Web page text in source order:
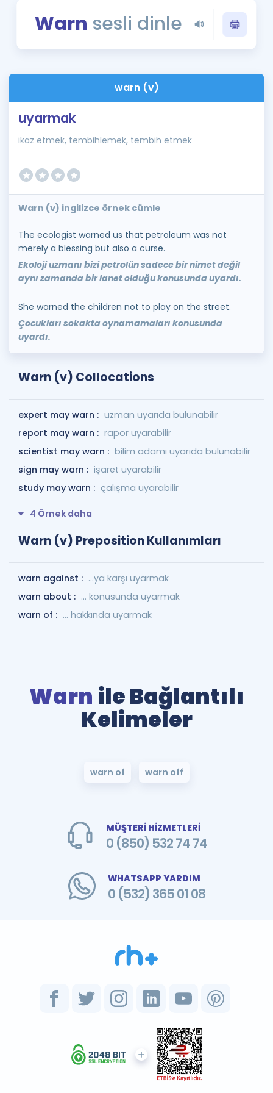
Blog
İngilizce Gramer
Warn sesli dinle
warn (v)
uyarmak
ikaz etmek, tembihlemek, tembih etmek
Warn (v) ingilizce örnek cümle
The ecologist warned us that petroleum was not
merely a blessing but also a curse.
Ekoloji uzmanı bizi petrolün sadece bir nimet değil
aynı zamanda bir lanet olduğu konusunda uyardı.
She warned the children not to play on the street.
Çocukları sokakta oynamamaları konusunda
uyardı.
Warn (v) Collocations
expert may warn : uzman uyarıda bulunabilir
report may warn : rapor uyarabilir
scientist may warn : bilim adamı uyarıda bulunabilir
sign may warn : işaret uyarabilir
study may warn : çalışma uyarabilir
4 Örnek daha
Warn (v) Preposition Kullanımları
warn against : ...ya karşı uyarmak
warn about : ... konusunda uyarmak
warn of : ... hakkında uyarmak
Warn ile Bağlantılı
Kelimeler
warn of warn off
MÜŞTERİ HİZMETLERİ
0 (850) 532 74 74
WHATSAPP YARDIM
0 (532) 365 01 08